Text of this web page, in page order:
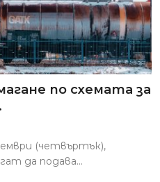
по схемата за
(четвъртък),
да подава...